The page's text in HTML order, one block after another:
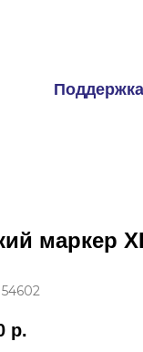
Поддержка
маркер
р.